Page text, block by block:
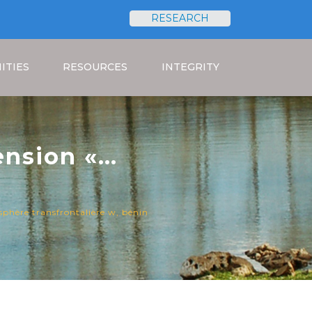
RESEARCH
RESOURCES INTEGRITY
«
réserve de
transfrontalière w, bénin